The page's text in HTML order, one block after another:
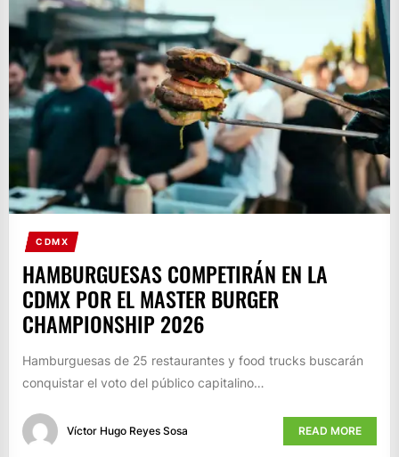
CDMX
HAMBURGUESAS COMPETIRÁN EN LA
CDMX POR EL MASTER BURGER
CHAMPIONSHIP 2026
Hamburguesas de 25 restaurantes y food trucks buscarán
conquistar el voto del público capitalino…
Víctor Hugo Reyes Sosa READ MORE